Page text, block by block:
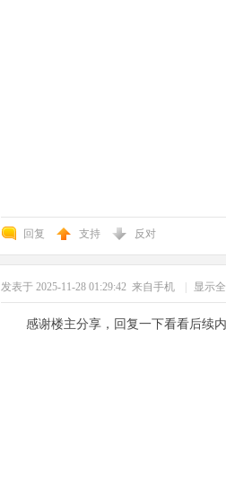
回复 支持 反对
发表于 2025-11-28 01:29:42 来自手机 显示
感谢楼主分享，回复一下看看后续